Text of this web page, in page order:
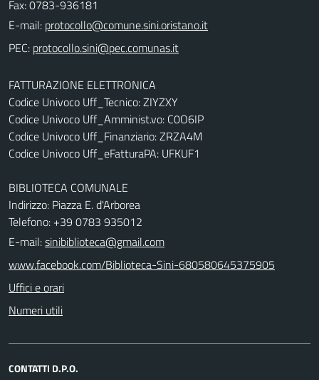
Fax: 0783-936181
E-mail:
PEC:
FATTURAZIONE ELETTRONICA
Codice Univoco Uff_Tecnico: ZIYZXY
Codice Univoco Uff_Amminist.vo: C0O6IP
Codice Univoco Uff_Finanziario: ZRZA4M
Codice Univoco Uff_eFatturaPA: UFKUF1
BIBLIOTECA COMUNALE
Indirizzo: Piazza E. d'Arborea
Telefono: +39 0783 935012
E-mail:sinibiblioteca@gmail.com
www.facebook.com/Biblioteca-Sini-680580645375905
Uffici e orari
Numeri utili
CONTATTI D.P.O.